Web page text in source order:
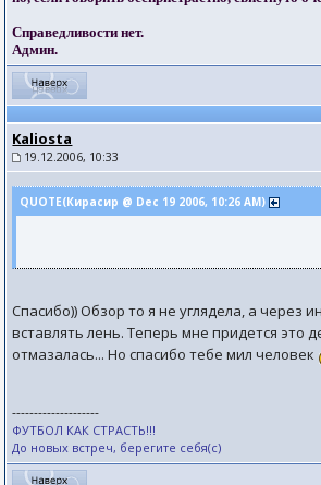
Справедливости нет.
Админ.
Kaliosta
19.12.2006, 10:33
QUOTE(Кирасир @ Dec 19 2006, 10:26 AM)
Спасибо)) Обзор то я не углядела, а через
вставлять лень. Теперь мне придется это
отмазалась... Но спасибо тебе мил человек
--------------------
ФУТБОЛ КАК СТРАСТЬ!!!
До новых встреч, берегите себя(с)